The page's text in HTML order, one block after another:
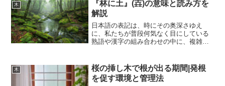
きわ強い存在感を放って...
木
『林に土』(壵)の意味と読み方を
解説
日本語の表記は、時にその奥深さゆえ
に、私たちが普段何気なく目にしている
熟語や漢字の組み合わせの中に、複雑な
とシンプルな表現でありながら、その林
に土 読み方、そしてそれが...
木
桜の挿し木で根が出る期間|発根
を促す環境と管理法